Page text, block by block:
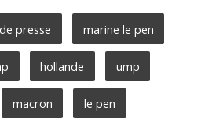
presse marine le pen
hollande ump
macron le pen